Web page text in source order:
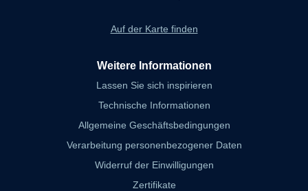
Auf der Karte finden
Weitere Informationen
Lassen Sie sich inspirieren
Technische Informationen
Allgemeine Geschäftsbedingungen
Verarbeitung personenbezogener Daten
Widerruf der Einwilligungen
Zertifikate